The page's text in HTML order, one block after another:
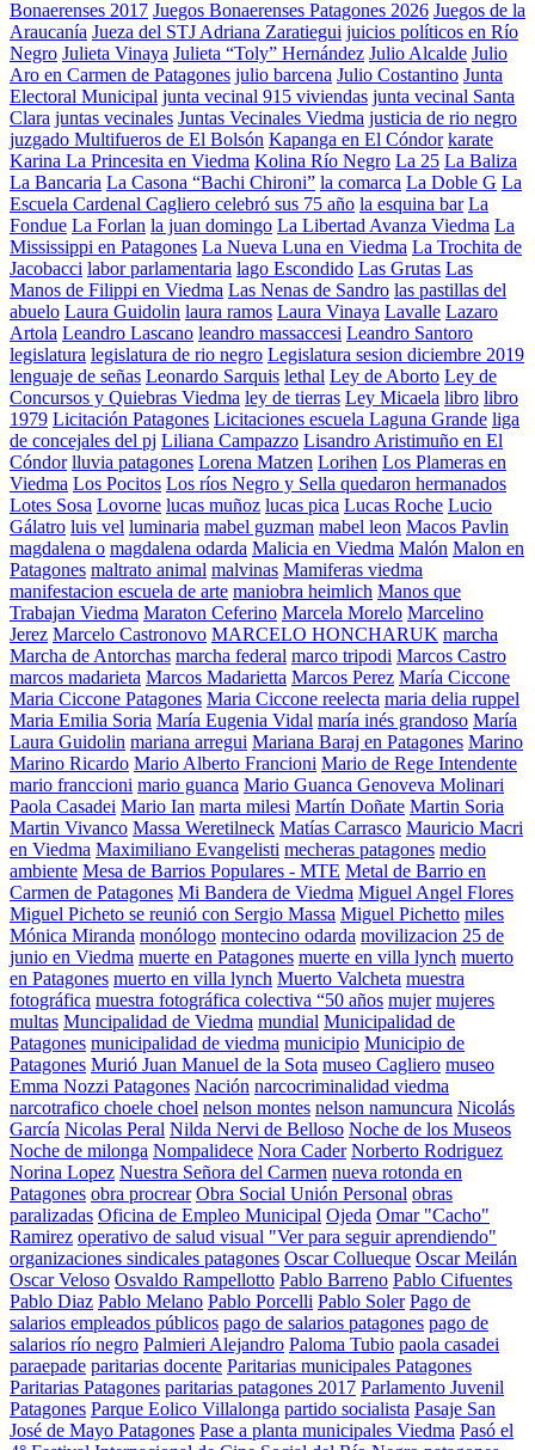
Bonaerenses 2017 Juegos Bonaerenses Patagones 2026 Juegos de la
Araucanía Jueza del STJ Adriana Zaratiegui juicios políticos en Río
Negro Julieta Vinaya Julieta “Toly” Hernández Julio Alcalde Julio
Aro en Carmen de Patagones julio barcena Julio Costantino Junta
Electoral Municipal junta vecinal 915 viviendas junta vecinal Santa
Clara juntas vecinales Juntas Vecinales Viedma justicia de rio negro
juzgado Multifueros de El Bolsón Kapanga en El Cóndor karate
Karina La Princesita en Viedma Kolina Río Negro La 25 La Baliza
La Bancaria La Casona “Bachi Chironi” la comarca La Doble G La
Escuela Cardenal Cagliero celebró sus 75 año la esquina bar La
Fondue La Forlan la juan domingo La Libertad Avanza Viedma La
Mississippi en Patagones La Nueva Luna en Viedma La Trochita de
Jacobacci labor parlamentaria lago Escondido Las Grutas Las
Manos de Filippi en Viedma Las Nenas de Sandro las pastillas del
abuelo Laura Guidolin laura ramos Laura Vinaya Lavalle Lazaro
Artola Leandro Lascano leandro massaccesi Leandro Santoro
legislatura legislatura de rio negro Legislatura sesion diciembre 2019
lenguaje de señas Leonardo Sarquis lethal Ley de Aborto Ley de
Concursos y Quiebras Viedma ley de tierras Ley Micaela libro libro
1979 Licitación Patagones Licitaciones escuela Laguna Grande liga
de concejales del pj Liliana Campazzo Lisandro Aristimuño en El
Cóndor lluvia patagones Lorena Matzen Lorihen Los Plameras en
Viedma Los Pocitos Los ríos Negro y Sella quedaron hermanados
Lotes Sosa Lovorne lucas muñoz lucas pica Lucas Roche Lucio
Gálatro luis vel luminaria mabel guzman mabel leon Macos Pavlin
magdalena o magdalena odarda Malicia en Viedma Malón Malon en
Patagones maltrato animal malvinas Mamiferas viedma
manifestacion escuela de arte maniobra heimlich Manos que
Trabajan Viedma Maraton Ceferino Marcela Morelo Marcelino
Jerez Marcelo Castronovo MARCELO HONCHARUK marcha
Marcha de Antorchas marcha federal marco tripodi Marcos Castro
marcos madarieta Marcos Madarietta Marcos Perez María Ciccone
Maria Ciccone Patagones Maria Ciccone reelecta maria delia ruppel
Maria Emilia Soria María Eugenia Vidal maría inés grandoso María
Laura Guidolin mariana arregui Mariana Baraj en Patagones Marino
Marino Ricardo Mario Alberto Francioni Mario de Rege Intendente
mario franccioni mario guanca Mario Guanca Genoveva Molinari
Paola Casadei Mario Ian marta milesi Martín Doñate Martin Soria
Martin Vivanco Massa Weretilneck Matías Carrasco Mauricio Macri
en Viedma Maximiliano Evangelisti mecheras patagones medio
ambiente Mesa de Barrios Populares - MTE Metal de Barrio en
Carmen de Patagones Mi Bandera de Viedma Miguel Angel Flores
Miguel Picheto se reunió con Sergio Massa Miguel Pichetto miles
Mónica Miranda monólogo montecino odarda movilizacion 25 de
junio en Viedma muerte en Patagones muerte en villa lynch muerto
en Patagones muerto en villa lynch Muerto Valcheta muestra
fotográfica muestra fotográfica colectiva “50 años mujer mujeres
multas Muncipalidad de Viedma mundial Municipalidad de
Patagones municipalidad de viedma municipio Municipio de
Patagones Murió Juan Manuel de la Sota museo Cagliero museo
Emma Nozzi Patagones Nación narcocriminalidad viedma
narcotrafico choele choel nelson montes nelson namuncura Nicolás
García Nicolas Peral Nilda Nervi de Belloso Noche de los Museos
Noche de milonga Nompalidece Nora Cader Norberto Rodriguez
Norina Lopez Nuestra Señora del Carmen nueva rotonda en
Patagones obra procrear Obra Social Unión Personal obras
paralizadas Oficina de Empleo Municipal Ojeda Omar "Cacho"
Ramirez operativo de salud visual "Ver para seguir aprendiendo"
organizaciones sindicales patagones Oscar Collueque Oscar Meilán
Oscar Veloso Osvaldo Rampellotto Pablo Barreno Pablo Cifuentes
Pablo Diaz Pablo Melano Pablo Porcelli Pablo Soler Pago de
salarios empleados públicos pago de salarios patagones pago de
salarios río negro Palmieri Alejandro Paloma Tubio paola casadei
paraepade paritarias docente Paritarias municipales Patagones
Paritarias Patagones paritarias patagones 2017 Parlamento Juvenil
Patagones Parque Eolico Villalonga partido socialista Pasaje San
José de Mayo Patagones Pase a planta municipales Viedma Pasó el